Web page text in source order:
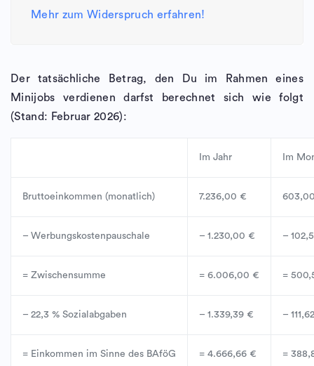
Mehr zum Widerspruch erfahren!
Der tatsächliche Betrag, den Du im Rahmen eines
Minijobs verdienen darfst berechnet sich wie folgt
(Stand: Februar 2026):
Im Jahr Im
Bruttoeinkommen (monatlich) 7.236,00 €
– Werbungskostenpauschale – 1.230,00 € –
= Zwischensumme = 6.006,00 € =
– 22,3 % Sozialabgaben – 1.339,39 € –
= Einkommen im Sinne des BAföG = 4.666,66 € =